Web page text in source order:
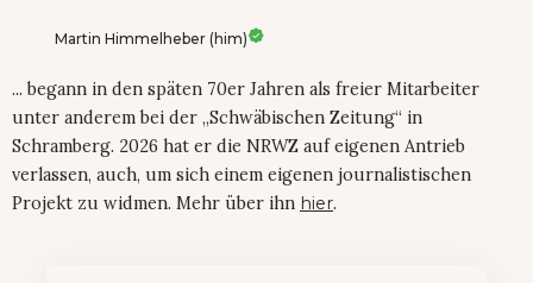
Martin Himmelheber (him)
... begann in den späten 70er Jahren als freier Mitarbeiter
unter anderem bei der „Schwäbischen Zeitung“ in
Schramberg. 2026 hat er die NRWZ auf eigenen Antrieb
verlassen, auch, um sich einem eigenen journalistischen
Projekt zu widmen. Mehr über ihn hier.